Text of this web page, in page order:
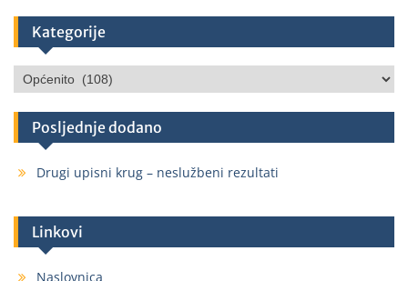
Kategorije
Posljednje dodano
Drugi upisni krug – neslužbeni rezultati
Linkovi
Naslovnica